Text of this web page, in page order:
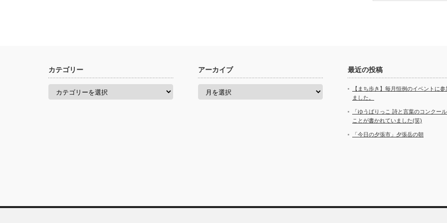
カテゴリー
カ
アーカイブ
ア
最近の投稿
【まち歩き】毎月恒例のイベントに参
ました。
「ゆうばりっこ 詩と言葉のコンクー
ことが書かれていました(笑)
「今日の夕張市」夕張岳の朝